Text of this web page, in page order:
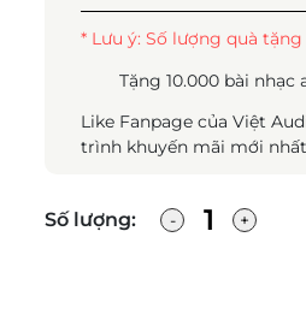
* Lưu ý: Số lượng quà
Tặng 10.000 bài nhạc
Like Fanpage của Việt
trình khuyến mãi mới
Số lượng: